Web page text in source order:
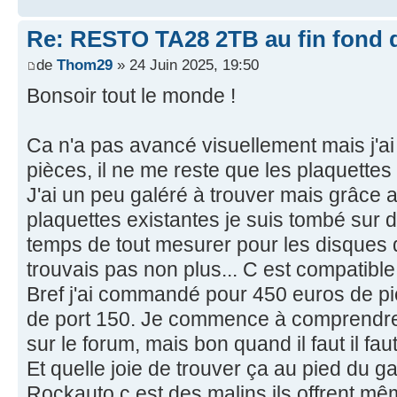
Re: RESTO TA28 2TB au fin fond
de Thom29 » 24 Juin 2025, 19:50
Bonsoir tout le monde !
Ca n'a pas avancé visuellement mais
pièces, il ne me reste que les
J'ai un peu galéré à trouver mais grâce
plaquettes existantes je suis tombé sur
temps de tout mesurer pour les disques
trouvais pas non plus... C est
Bref j'ai commandé pour 450 euros de
de port 150. Je commence à
sur le forum, mais bon quand il faut il
Et quelle joie de trouver ça au pied du